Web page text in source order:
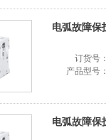
电弧故障
订货号
产品型号
电弧故障